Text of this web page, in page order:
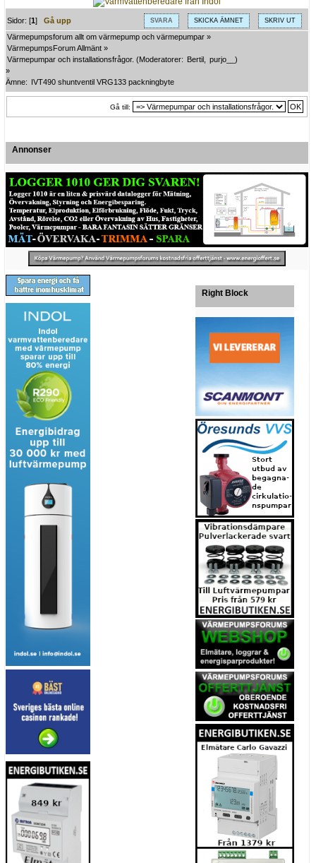
SVARA SKICKA ÄMNET SKRIV UT
Sidor: [1]Gå upp
Värmepumpsforum allt om värmepump och värmepumpar »
VärmepumpsForum Allmänt »
Värmepumpar och installationsfrågor. (Moderatorer: Bertil purjo__ )
»
Ämne:
IVT490 shuntventil VRG133 packningbyte
Gå till:
Annonser
Right Block